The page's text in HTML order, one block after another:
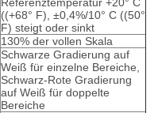
Referenztemperatur +20° C
((+68° F), ±0,4%/10° C ((50°
F) steigt oder sinkt
130% der vollen Skala
Schwarze Gradierung auf
Weiß für einzelne Bereiche,
Schwarz-Rote Gradierung
auf Weiß für doppelte
Bereiche